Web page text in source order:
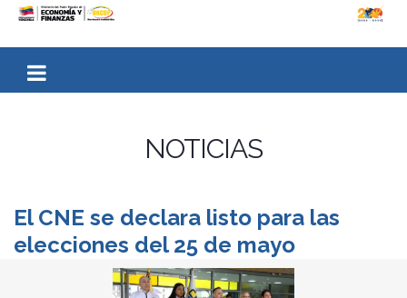
NOTICIAS
El CNE se declara listo para las
elecciones del 25 de mayo